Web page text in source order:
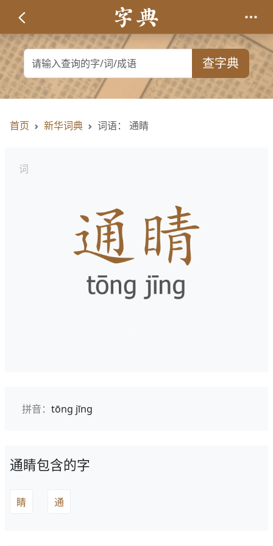
查字典
首页 新华词典 词语： 通睛
词
拼音： tōng jīng
通睛包含的字
睛 通